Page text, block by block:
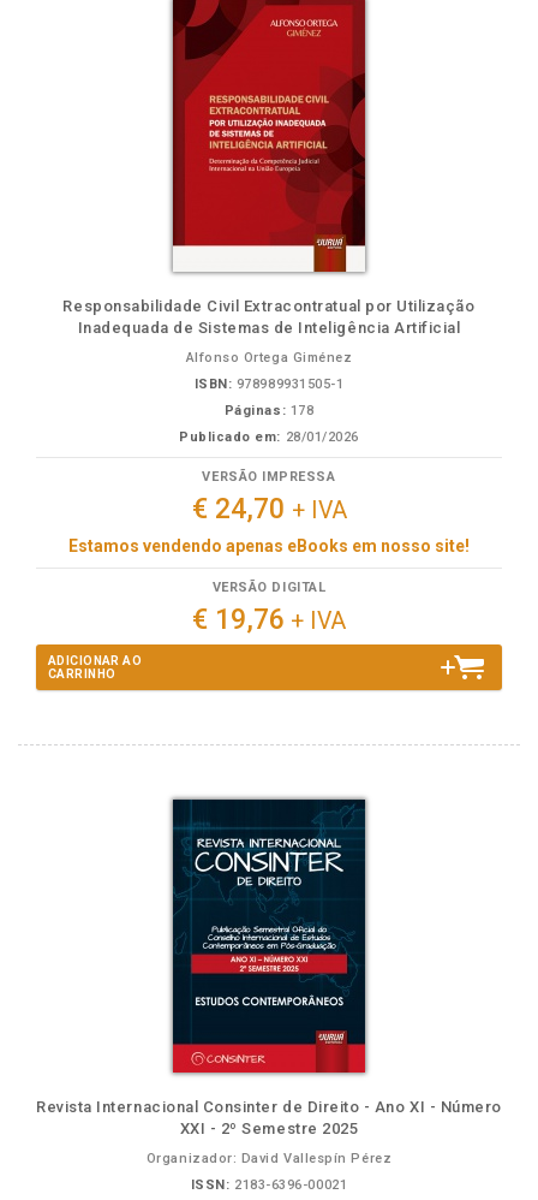
Responsabilidade Civil Extracontratual por Utilização
Inadequada de Sistemas de Inteligência Artificial
Alfonso Ortega Giménez
ISBN: 978989931505-1
Páginas: 178
Publicado em: 28/01/2026
VERSÃO IMPRESSA
€ 24,70 + IVA
Estamos vendendo apenas eBooks em nosso site!
VERSÃO DIGITAL
€ 19,76 + IVA
ADICIONAR AO
CARRINHO
Revista Internacional Consinter de Direito - Ano XI - Número
XXI - 2º Semestre 2025
Organizador: David Vallespín Pérez
ISSN: 2183-6396-00021